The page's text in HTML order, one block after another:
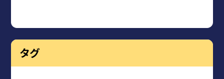
タグ